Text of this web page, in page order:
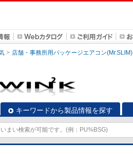
店舗・事務所用パッケージエアコン(Mr.SLIM)
キーワードから製品情報を探す